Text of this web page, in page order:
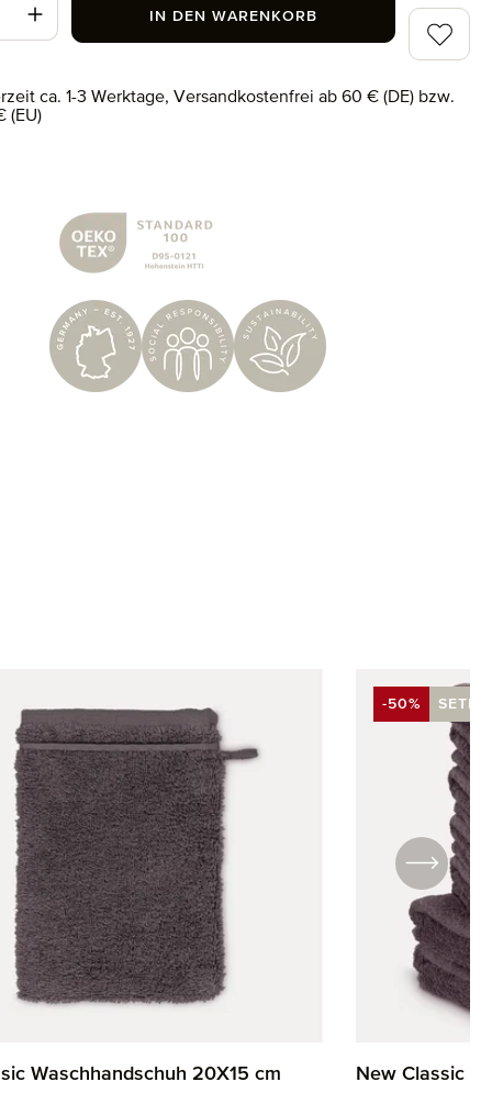
ca. 1-3 Werktage, Versandkostenfrei ab 60 € (DE) bzw.
(EU)
Anzahl: Gib den gewünschten Wert
IN DEN WARENKORB Zum
Waschhandschuh 20X15 cm
RABATT
-50%
New Classic